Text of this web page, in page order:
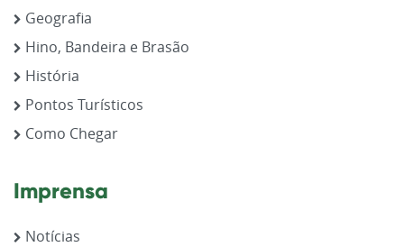
Geografia
Hino, Bandeira e Brasão
História
Pontos Turísticos
Como Chegar
Imprensa
Notícias